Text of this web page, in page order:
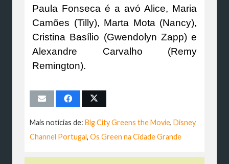
Paula Fonseca é a avó Alice, Maria
Camões (Tilly), Marta Mota (Nancy),
Cristina Basílio (Gwendolyn Zapp) e
Alexandre Carvalho (Remy
Remington).
Mais notícias de: Big City Greens the Movie, Disney
Channel Portugal, Os Green na Cidade Grande